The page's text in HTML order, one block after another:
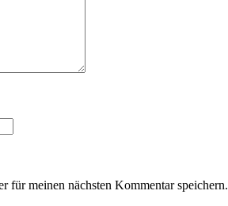
für meinen nächsten Kommentar speichern.